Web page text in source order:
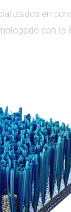
en
con la